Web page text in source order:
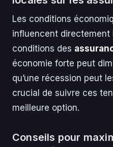
Les conditions
influencent directement
conditions des
économie forte peut
qu’une récession peut
crucial de suivre ces
meilleure option.
Conseils pour